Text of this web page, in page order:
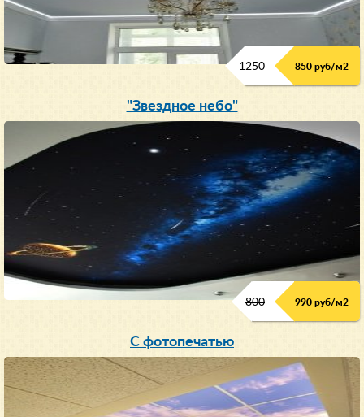
1250 850 руб/м2
"Звездное небо"
800 990 руб/м2
С фотопечатью